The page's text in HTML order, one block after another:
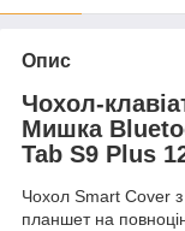
Опис
Чохол-
Мишка
Tab S9 Plus
Чохол Smart Cover
планшет на